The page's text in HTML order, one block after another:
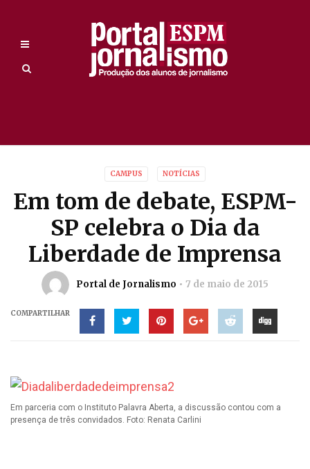
CAMPUS NOTÍCIAS
Em tom de debate, ESPM-
SP celebra o Dia da
Liberdade de Imprensa
Portal de Jornalismo 7 de maio de 2015
COMPARTILHAR
Em parceria com o Instituto Palavra Aberta, a discussão contou com a
presença de três convidados. Foto: Renata Carlini